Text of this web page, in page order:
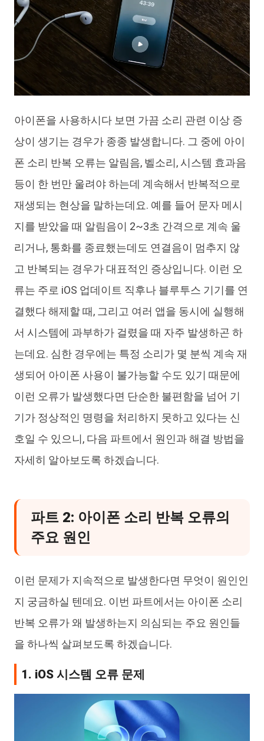
H2파트 6: iOS 시스템 오류로 인한 소리 반
복 문제 해결 방법
아이폰을 사용하시다 보면 가끔 소리 관련 이상 증
상이 생기는 경우가 종종 발생합니다. 그 중에 아이
폰 소리 반복 오류는 알림음, 벨소리, 시스템 효과음
등이 한 번만 울려야 하는데 계속해서 반복적으로
재생되는 현상을 말하는데요. 예를 들어 문자 메시
지를 받았을 때 알림음이 2~3초 간격으로 계속 울
리거나, 통화를 종료했는데도 연결음이 멈추지 않
고 반복되는 경우가 대표적인 증상입니다. 이런 오
류는 주로 iOS 업데이트 직후나 블루투스 기기를 연
결했다 해제할 때, 그리고 여러 앱을 동시에 실행해
서 시스템에 과부하가 걸렸을 때 자주 발생하곤 하
는데요. 심한 경우에는 특정 소리가 몇 분씩 계속 재
생되어 아이폰 사용이 불가능할 수도 있기 때문에
이런 오류가 발생했다면 단순한 불편함을 넘어 기
기가 정상적인 명령을 처리하지 못하고 있다는 신
호일 수 있으니, 다음 파트에서 원인과 해결 방법을
자세히 알아보도록 하겠습니다.
파트 2: 아이폰 소리 반복 오류의
주요 원인
이런 문제가 지속적으로 발생한다면 무엇이 원인인
지 궁금하실 텐데요. 이번 파트에서는 아이폰 소리
반복 오류가 왜 발생하는지 의심되는 주요 원인들
을 하나씩 살펴보도록 하겠습니다.
1. iOS 시스템 오류 문제